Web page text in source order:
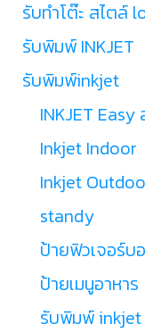
รับทำโต๊ะ สไตล์
รับพิมพ์ INKJET
รับพิมพ์inkjet
INKJET
Inkjet Indoor
Inkjet
standy
ป้ายฟิวเจอร์บ
ป้ายเมนูอาหาร
รับพิมพ์